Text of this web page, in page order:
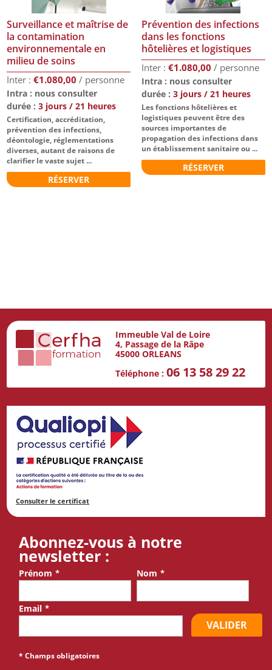
Surveillance et maîtrise de
la contamination
environnementale en
milieu de soins
€1.080,00
Intra : nous consulter
durée :3 jours / 21 heures
Certification, accréditation,
prévention des infections,
déontologie, réglementations
diverses, autant de raisons de
clarifier le vaste sujet ...
RÉSERVER
Prévention des infections
dans les fonctions
hôtelières et logistiques
€1.080,00
Intra : nous consulter
durée : 3 jours / 21 heures
Les fonctions hôtelières et
logistiques peuvent être des
sources importantes de
propagation des infections dans
un établissement sanitaire ou ...
RÉSERVER
Immeuble Val de Loire
4, Passage de la Râpe
45000 ORLEANS
Téléphone :06 13 58 29 22
Consulter le certificat
Abonnez-vous à notre
newsletter :
Prénom * Nom *
Email *
VALIDER
* Champs obligatoires